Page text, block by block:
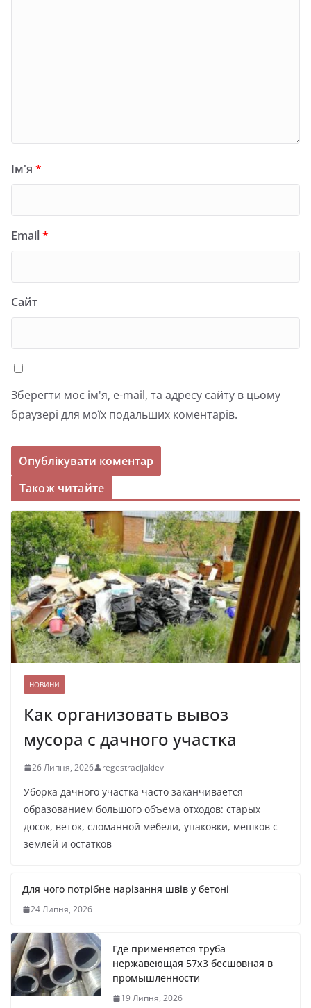
Ім'я *
Email*
Сайт
Зберегти моє ім'я, e-mail, та адресу сайту в цьому
браузері для моїх подальших коментарів.
Також читайте
НОВИНИ
Как организовать вывоз
мусора с дачного участка
26 Липня, 2026 regestracijakiev
Уборка дачного участка часто заканчивается
образованием большого объема отходов: старых
досок, веток, сломанной мебели, упаковки, мешков с
землей и остатков
Для чого потрібне нарізання швів у бетоні
24 Липня, 2026
Где применяется труба
нержавеющая 57х3 бесшовная в
промышленности
19 Липня, 2026